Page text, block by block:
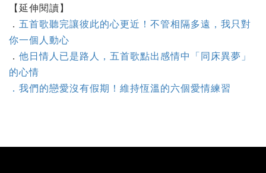
【延伸閱讀】
． 五首歌聽完讓彼此的心更近！不管相隔多遠，我只對
你一個人動心
． 他日情人已是路人，五首歌點出感情中「同床異夢」
的心情
．我們的戀愛沒有假期！維持恆溫的六個愛情練習